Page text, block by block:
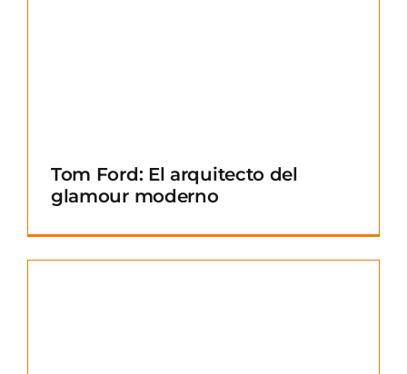
Tom Ford: El arquitecto del
glamour moderno